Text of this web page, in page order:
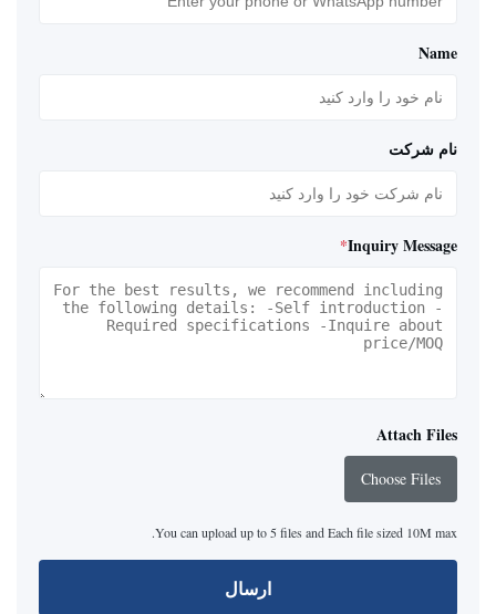
Name
نام شرکت
Inquiry Message
*
Attach Files
Choose Files
You can upload up to 5 files and Each file sized 10M max.
ارسال